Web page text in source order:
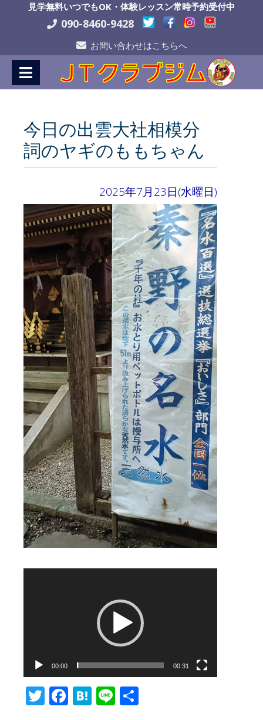
見学無料いつでもOK・体験レッスン常時予約受付中
090-8460-9428
お問い合わせはこちらへ
今日の出雲大社相模分
詞のヤギのももちゃん
2025年7月23日(水曜日)
ー
00:00 00:31
T F H Li